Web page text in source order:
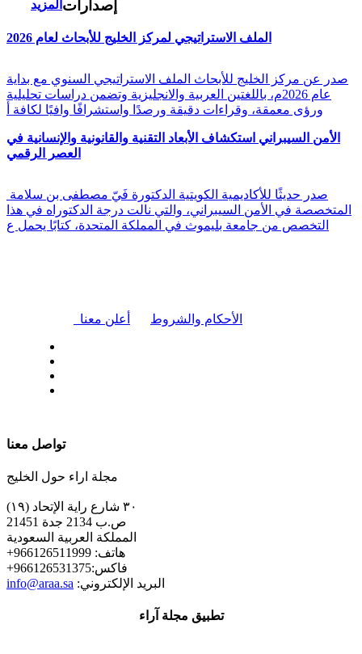
المزيد إصدارات
الملف الاستراتيجي لمركز الخليج للأبحاث لعام 2026
صدر عن مركز الخليج للأبحاث الملف الاستراتيجي السنوي مع بداية
عام 2026م، باللغتين العربية والانجليزية وتضمن دراسات تحليلية
ورؤى معمقة، وقراءات دقيقة ورصدًا واستشرافًا وافيًا لكافة أ
الأمن السيبراني استكشاف الأبعاد التقنية والقانونية والإنسانية في
العصر الرقمي
المتخصصة في الأمن السيبراني، والتي نالت درجة الدكتوراه في هذا
التخصص من جامعة بليموث في المملكة المتحدة، كتابًا يحمل ع
أعلن معنا الأحكام والشروط
تواصل معنا
مجلة اراء حول الخليج
٣٠ شارع راية الإتحاد (١٩)
ص.ب 2134 جدة 21451
المملكة العربية السعودية
+هاتف: 966126511999
+فاكس:966126531375
info@araa.sa :البريد الإلكتروني
تطبيق مجلة آراء